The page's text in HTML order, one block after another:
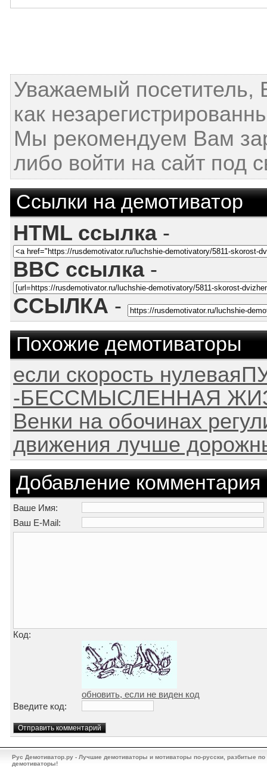
Уважаемый посетитель,
как
Мы рекомендуем Вам
либо войти на сайт под
Ссылки на демотиватор
HTML ссылка-
BBC ссылка-
ССЫЛКА -
Похожие демотиваторы
если скорость
-БЕССМЫСЛЕННАЯ
Венки на обочинах
движения лучше
Добавление комментария
Ваше Имя:
Ваш E-Mail:
Код:
обновить, если не виден код
Введите код:
Рус Демотиватор.ру - Лучшие демотиваторы и мотиваторы по-русски, разбитые
демотиваторы!